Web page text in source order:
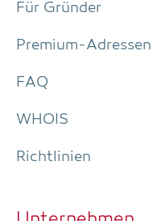
Für Grün­der
Pre­­mi­um-Adres­­sen
FAQ
WHOIS
Richt­li­ni­en